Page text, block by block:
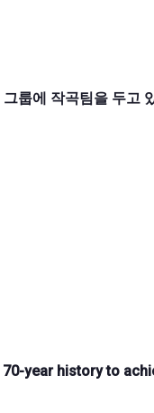
룹에 작곡팀을 두고
year historyto